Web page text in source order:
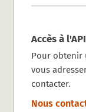
Accès à l'API
Pour obtenir
vous
contacter.
Nous